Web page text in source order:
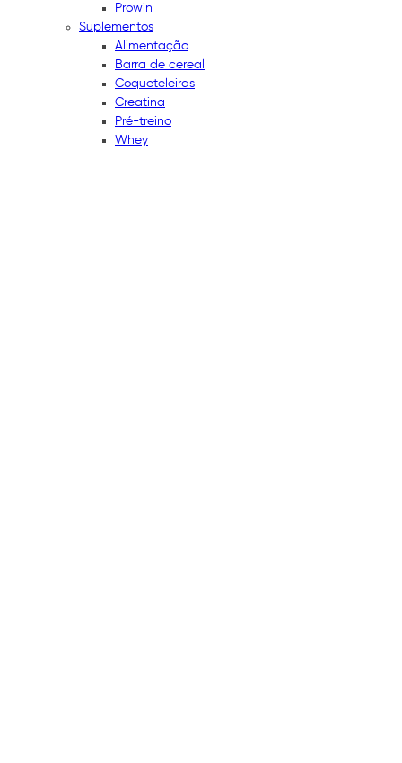
Prowin
Suplementos
Alimentação
Barra de cereal
Coqueteleiras
Creatina
Pré-treino
Whey